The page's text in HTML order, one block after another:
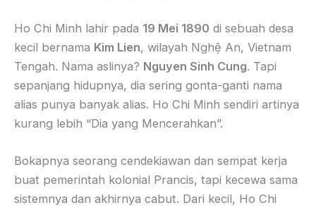
Ho Chi Minh lahir pada 19 Mei 1890 di sebuah desa
kecil bernama Kim Lien, wilayah Nghệ An, Vietnam
Tengah. Nama aslinya? Nguyen Sinh Cung. Tapi
sepanjang hidupnya, dia sering gonta-ganti nama
alias punya banyak alias. Ho Chi Minh sendiri artinya
kurang lebih “Dia yang Mencerahkan”.
Bokapnya seorang cendekiawan dan sempat kerja
buat pemerintah kolonial Prancis, tapi kecewa sama
sistemnya dan akhirnya cabut. Dari kecil, Ho Chi